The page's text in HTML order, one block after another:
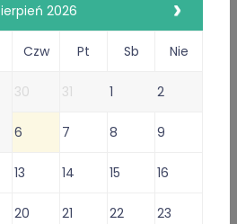
645 poleceń lekarza
Przyjmuje w:
Czw
, Pt, Pon, Wt
Wystawiam
wystawiam zwolnień
2026
Czw Pt Sb Nie
30 31 1 2
6 7 8 9
13 14 15 16
20 21 22 23